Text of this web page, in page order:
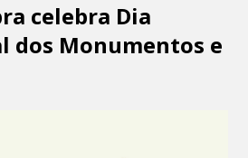
celebra Dia
dos Monumentos e